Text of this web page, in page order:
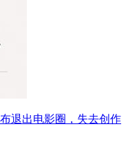
退出电影圈，失去创作